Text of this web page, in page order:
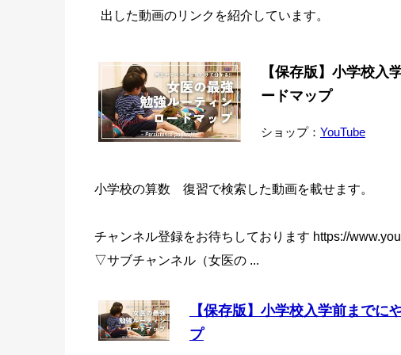
出した動画のリンクを紹介しています。
【保存版】小学校入
ードマップ
ショップ： YouTube
小学校の算数 復習で検索した動画を載せます。
チャンネル登録をお待ちしております https://
▽サブチャンネル（女医の ...
【保存版】小学校入学前までに
プ